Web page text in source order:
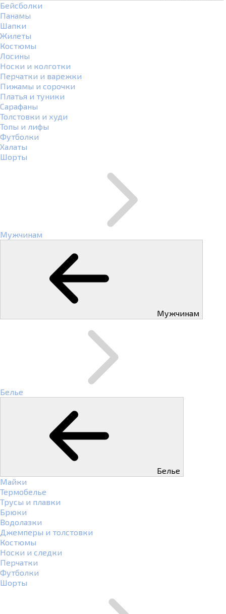
Бейсболки
Панамы
Шапки
Жилеты
Костюмы
Лосины
Носки и колготки
Перчатки и варежки
Пижамы и сорочки
Платья и туники
Сарафаны
Толстовки и худи
Топы и лифы
Футболки
Халаты
Шорты
Мужчинам
Мужчинам
Белье
Белье
Майки
Термобелье
Трусы и плавки
Брюки
Водолазки
Джемперы и толстовки
Костюмы
Носки и следки
Перчатки
Футболки
Шорты